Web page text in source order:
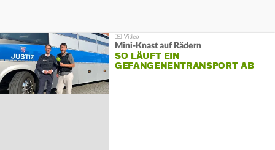
Mini-Knast auf Rädern
SO LÄUFT EIN
GEFANGENENTRANSPORT AB